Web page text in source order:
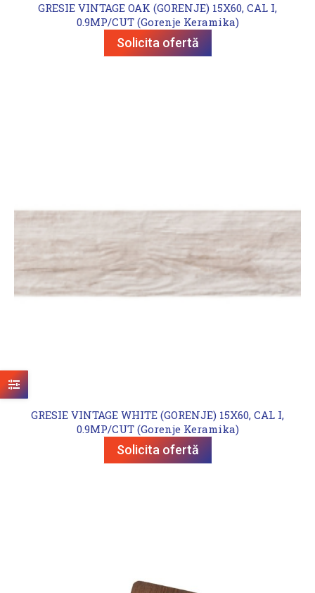
GRESIE VINTAGE OAK (GORENJE) 15X60, CAL I,
0.9MP/CUT (Gorenje Keramika)
Solicita ofertă
GRESIE VINTAGE WHITE (GORENJE) 15X60, CAL I,
0.9MP/CUT (Gorenje Keramika)
Solicita ofertă